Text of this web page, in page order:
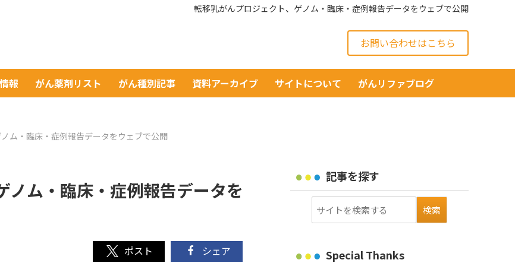
転移乳がんプロジェクト、ゲノム・臨床・症例報告データをウェブで公開
お問い合わせはこちら
報 がん薬剤リスト がん種別記事 資料アーカイブ サイトについて がんリファブログ
ム・臨床・症例報告データをウェブで公開
ノム・臨床・症例報告データを
シェア
記事を探す
Special Thanks